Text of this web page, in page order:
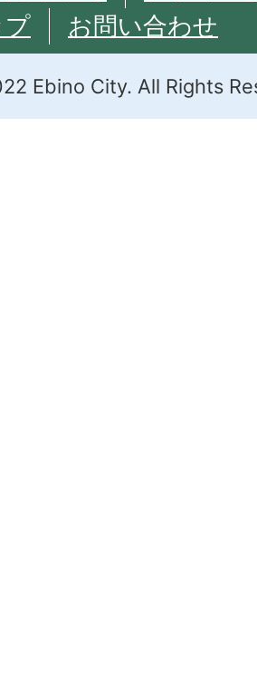
お問い合わせ
Ebino City. All Rights